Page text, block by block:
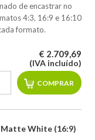
de encastrar no
4:3, 16:9 e 16:10
formato.
€ 2.709,69
(IVA incluído)
White (16:9)